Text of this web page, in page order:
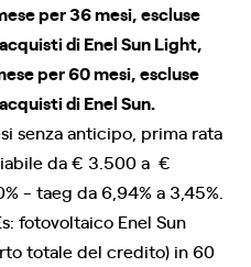
per 36 mesi, escluse
di Enel Sun Light,
per 60 mesi, escluse
di Enel Sun.
senza anticipo, prima rata
da € 3.500 a €
- taeg da 6,94% a 3,45%.
fotovoltaico Enel Sun
totale del credito) in 60